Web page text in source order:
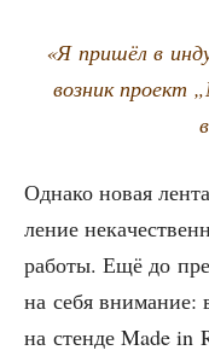
«Я при­шёл в
воз­ник про­ект
Одна­ко новая
ле­ние
рабо­ты. Ещё до
на себя вни­ма­ние:
на стен­де Made in